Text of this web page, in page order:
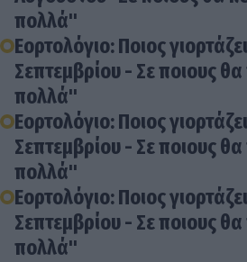
πολλά"
Εορτολόγιο: Ποιος
Σεπτεμβρίου - Σε ποιους θα
πολλά"
Εορτολόγιο: Ποιος
Σεπτεμβρίου - Σε ποιους θα
πολλά"
Εορτολόγιο: Ποιος
Σεπτεμβρίου - Σε ποιους θα
πολλά"